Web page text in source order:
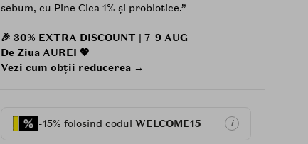
sebum, cu Pine Cica 1% și probiotice.”
🎉 30% EXTRA DISCOUNT | 7–9 AUG
De Ziua AUREI 💖
Vezi cum obții reducerea →
-15% folosind codul WELCOME15 i